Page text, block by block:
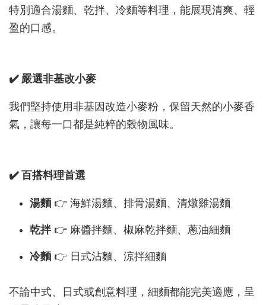
特別適合湯麵、乾拌、冷麵等料理，能展現清爽、輕
盈的口感。
✔️ 嚴選非基改小麥
我們堅持使用非基因改造小麥粉，保留天然的小麥香
氣，讓每一口都是純粹的穀物風味。
✔️ 百搭料理首選
湯麵 👉 海鮮湯麵、排骨湯麵、清燉雞湯麵
乾拌👉 麻醬拌麵、椒麻乾拌麵、蔥油細麵
冷麵 👉 日式沾麵、涼拌細麵
不論中式、日式或創意料理，細麵都能完美適應，呈